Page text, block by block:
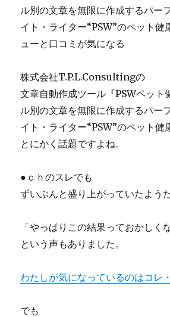
テ
ィ
ー
黒、
グ
ラ
ン
ヒ
目
黒
丁
目
の
価
ル別の文章を無限に作成するパー
イト・ライター“PSW”のペット健
ューと口コミが気になる
株式会社T.P.L.Consultingの
文章自動作成ツール『PSWペット
ル別の文章を無限に作成するパー
イト・ライター“PSW”のペット健
とにかく話題ですよね。
●ｃｈのスレでも
ずいぶんと盛り上がっていたよう
「やっぱりこの結果っておかしく
という声もありました。
わたしが気になっているのはコレ
でも